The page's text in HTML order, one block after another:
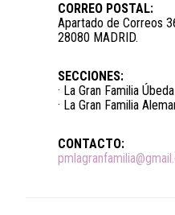
CORREO POSTAL:
Apartado de Correos
28080 MADRID.
SECCIONES:
· La Gran Familia Úbeda
· La Gran Familia
CONTACTO: